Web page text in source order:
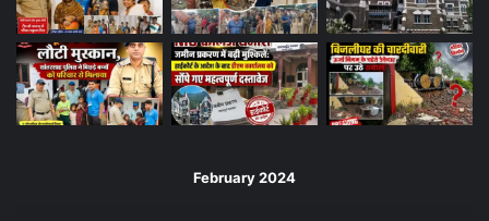
February 2024